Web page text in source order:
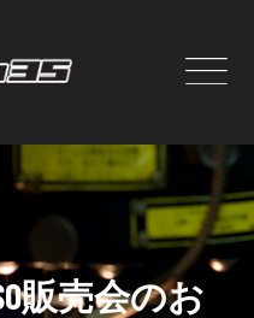
販売会のお